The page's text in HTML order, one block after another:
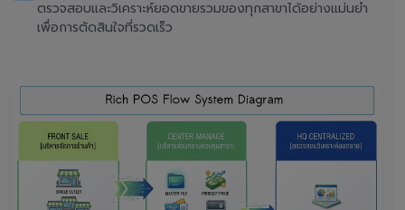
ตรวจสอบและวิเคราะห์ยอดขายรวมของทุกสาขาได้อย่างแม่นยำ
เพื่อการตัดสินใจที่รวดเร็ว